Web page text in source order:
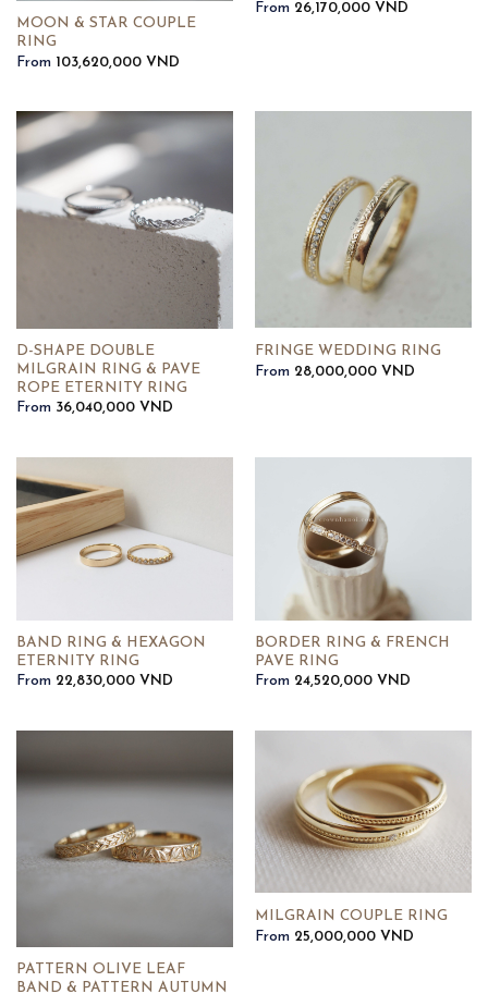
MOON & STAR COUPLE
RING
From 103,620,000 VND
From 26,170,000 VND
D-SHAPE DOUBLE
MILGRAIN RING & PAVE
ROPE ETERNITY RING
From 36,040,000 VND
FRINGE WEDDING RING
From 28,000,000 VND
BAND RING & HEXAGON
ETERNITY RING
From 22,830,000 VND
BORDER RING & FRENCH
PAVE RING
From 24,520,000 VND
PATTERN OLIVE LEAF
BAND & PATTERN AUTUMN
MILGRAIN COUPLE RING
From 25,000,000 VND